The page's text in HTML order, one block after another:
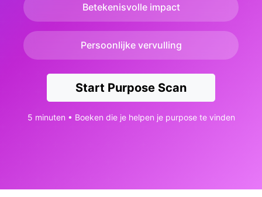
Betekenisvolle impact
Persoonlijke vervulling
Start Purpose Scan
5 minuten • Boeken die je helpen je purpose te vinden